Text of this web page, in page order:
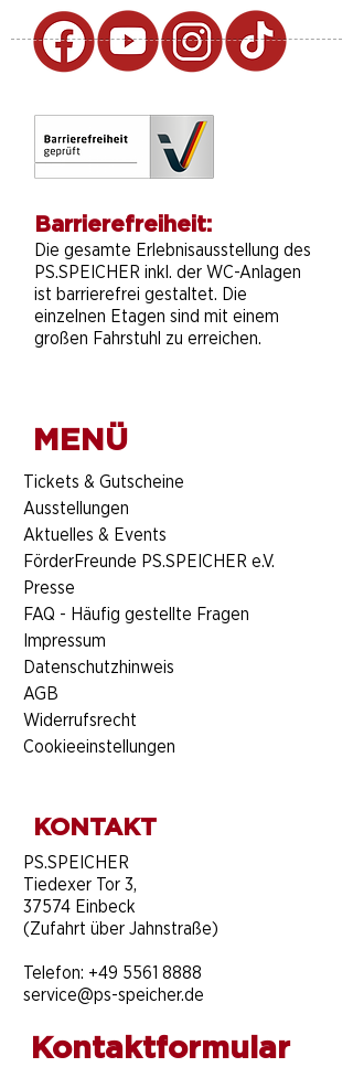
Barrierefreiheit:
Die gesamte Erlebnisausstellung des
PS.SPEICHER inkl. der WC-Anlagen
ist barrierefrei gestaltet. Die
einzelnen Etagen sind mit einem
großen Fahrstuhl zu erreichen.
MENÜ
​Tickets & Gutscheine
Ausstellungen
Aktuelles & Events
FörderFreunde PS.SPEICHER e.V.
Presse
FAQ - Häufig gestellte Fragen
Impressum
Datenschutzhinweis
AGB
Widerrufsrecht
Cookieeinstellungen
KONTAKT
​PS.SPEICHER
Tiedexer Tor 3,
37574 Einbeck
(Zufahrt über Jahnstraße)
Telefon: +49 5561 8888
service@ps-speicher.de
Kontaktformular